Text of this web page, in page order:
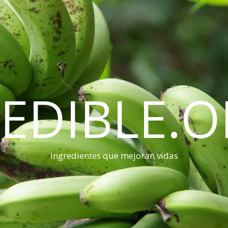
Ingredientes que mejoran vidas